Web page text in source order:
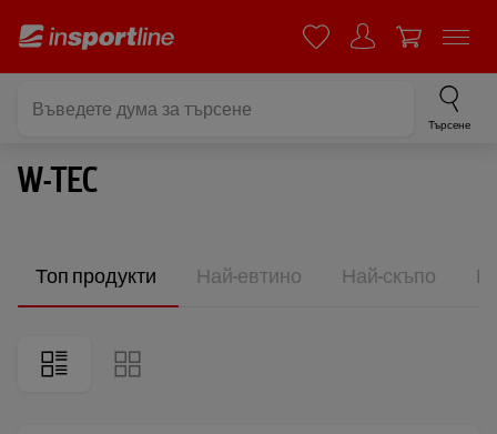
Търсене
W-TEC
Топ продукти Най-евтино Най-скъпо